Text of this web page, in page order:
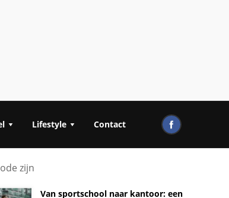
Lifestyle Contact
zijn
Van sportschool naar kantoor: een